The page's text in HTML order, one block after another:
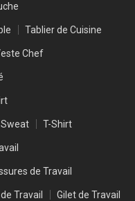
Tablier de Cuisine
Chef
Sweat T-Shirt
de Travail
Travail Gilet de Travail